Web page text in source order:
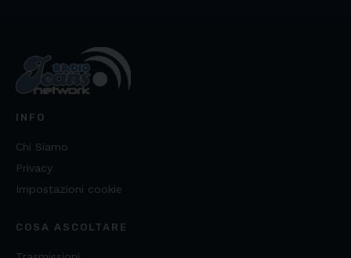
INFO
Chi Siamo
Privacy
Impostazioni cookie
COSA ASCOLTARE